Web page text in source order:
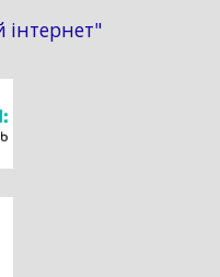
інтернет"